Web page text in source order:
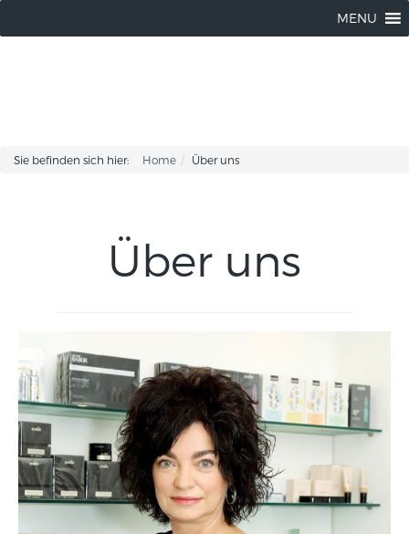
MENU
Sie befinden sich hier: Home Über uns
Über uns